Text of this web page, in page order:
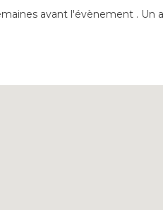
avant l'évènement . Un